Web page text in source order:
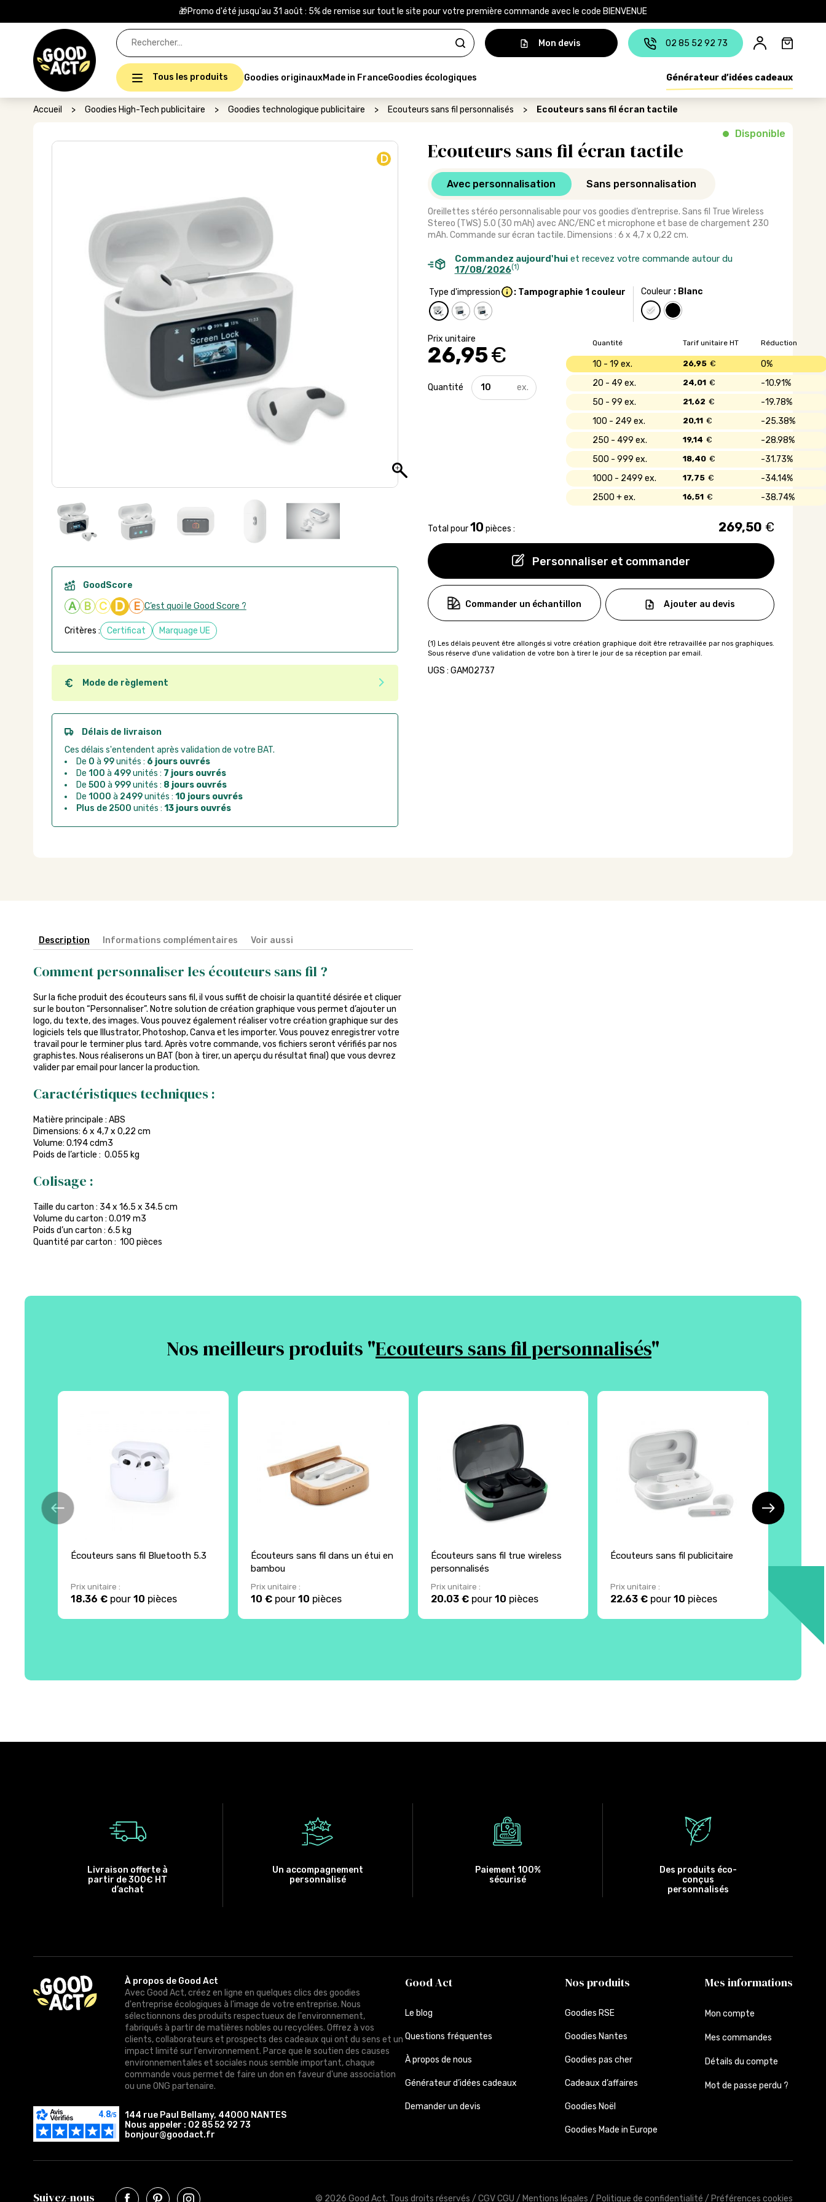
🎁Promo d'été jusqu'au 31 août : 5% de remise sur tout le site pour votre première commande avec le code BIENVENUE
Rechercher :
Mon devis
02 85 52 92 73
Tous les produits Goodies originauxMade in FranceGoodies écologiques Générateur d’idées cadeaux
Accueil > Goodies High-Tech publicitaire > Goodies technologique publicitaire > Ecouteurs sans fil personnalisés > Ecouteurs sans fil écran tactile
D Ecouteurs sans fil écran tactile
Disponible
Avec personnalisation Sans personnalisation
Oreillettes stéréo personnalisable pour vos goodies d’entreprise. Sans fil True Wireless
Stereo (TWS) 5.0 (30 mAh) avec ANC/ENC et microphone et base de chargement 230
mAh. Commande sur écran tactile. Dimensions : 6 x 4,7 x 0,22 cm.
Commandez aujourd'huiet recevez votre commande autour du
17/08/2026(1)
Type d'impression : Tampographie 1 couleur Couleur : Blanc
26,95€
Personnaliser et commander
quantité
de
Quantité Réduction
Tarif unitaire HT
10 - 19 0%
26,95 €
20 - 49 10.91%
24,01 €
50 - 99 19.78%
21,62 €
100 - 249 25.38%
20,11 €
250 - 499 28.98%
19,14 €
500 - 999 31.73%
18,40 €
1000 - 2499 34.14%
17,75 €
2500 + 38.74%
16,51 €
Total pour10 pièces : 269,50 €
Commander un échantillon Ajouter au devis
UGS : GAMO2737
GoodScore
A B C D E C’est quoi le Good Score ?
Critères : Certificat Marquage UE
Mode de règlement
Quel que soit le mode de règlement, vous pouvez passer commande en ligne sur
Good Act.
Paiement CB :paiement sécurisé par carte bancaire
Virement bancaire :
règlement sur facture après la commande
Chorus Pro :règlement par mandat administratif après la commande
Délais de livraison
Ces délais s'entendent après validation de votre BAT.
De 0 à 99unités : 6 jours ouvrés
De 100 à 499unités : 7 jours ouvrés
De 500 à 999unités : 8 jours ouvrés
De 1000 à 2499unités : 10 jours ouvrés
Plus de 2500 unités : 13 jours ouvrés
Description Informations complémentaires Voir aussi
Comment personnaliser les écouteurs sans fil ?
Sur la fiche produit des écouteurs sans fil, il vous suffit de choisir la quantité désirée et cliquer
sur le bouton “Personnaliser”. Notre solution de création graphique vous permet d’ajouter un
logo, du texte, des images. Vous pouvez également réaliser votre création graphique sur des
logiciels tels que Illustrator, Photoshop, Canva et les importer. Vous pouvez enregistrer votre
travail pour le terminer plus tard. Après votre commande, vos fichiers seront vérifiés par nos
graphistes. Nous réaliserons un BAT (bon à tirer, un aperçu du résultat final) que vous devrez
valider par email pour lancer la production.
Caractéristiques techniques :
Matière principale : ABS
Dimensions: 6 x 4,7 x 0,22 cm
Volume: 0.194 cdm3
Poids de l’article : 0.055 kg
Colisage :
Taille du carton : 34 x 16.5 x 34.5 cm
Volume du carton : 0.019 m3
Poids d’un carton : 6.5 kg
Quantité par carton : 100 pièces
Nos meilleurs produits "Ecouteurs sans fil personnalisés"
Écouteurs sans fil Bluetooth 5.3
Prix unitaire :
18.36 € pour10 pièces
Écouteurs sans fil dans un étui en
bambou
Prix unitaire :
10 €pour 10 pièces
Écouteurs sans fil true wireless
personnalisés
Prix unitaire :
20.03 €pour 10 pièces
Écouteurs sans fil publicitaire
Prix unitaire :
22.63 € pour10 pièces
Livraison offerte à
partir de 300€ HT
d’achat
Un accompagnement
personnalisé
Paiement 100%
sécurisé
Des produits éco-
conçus
personnalisés
À propos de Good Act
Avec Good Act, créez en ligne en quelques clics des goodies
d'entreprise écologiques à l'image de votre entreprise. Nous
sélectionnons des produits respectueux de l'environnement,
fabriqués à partir de matières nobles ou recyclées. Offrez à vos
clients, collaborateurs et prospects des cadeaux qui ont du sens et un
impact limité sur l'environnement. Parce que le soutien des causes
environnementales et sociales nous semble important, chaque
commande vous permet de faire un don en faveur d'une association
ou une ONG partenaire.
144 rue Paul Bellamy, 44000 NANTES
Nous appeler : 02 85 52 92 73
bonjour@goodact.fr
Good Act
Le blog
Questions fréquentes
À propos de nous
Générateur d’idées cadeaux
Demander un devis
Nos produits
Goodies RSE
Goodies Nantes
Goodies pas cher
Cadeaux d’affaires
Goodies Noël
Goodies Made in Europe
Mes informations
Mon compte
Mes commandes
Détails du compte
Mot de passe perdu ?
Suivez-nous © 2026 Good Act. Tous droits réservés /CGV CGU / Mentions légales / Politique de confidentialité / Préférences cookies